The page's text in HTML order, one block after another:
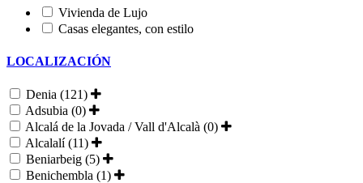
Vivienda de Lujo
Casas elegantes, con estilo
LOCALIZACIÓN
Denia (121)
Adsubia (0)
Alcalá de la Jovada / Vall d'Alcalà (0)
Alcalalí (11)
Beniarbeig (5)
Benichembla (1)